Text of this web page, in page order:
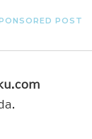
POST